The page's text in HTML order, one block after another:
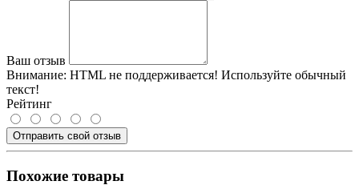
Ваш отзыв
Внимание: HTML не поддерживается! Используйте обычный
текст!
Рейтинг
Отправить свой отзыв
Похожие товары